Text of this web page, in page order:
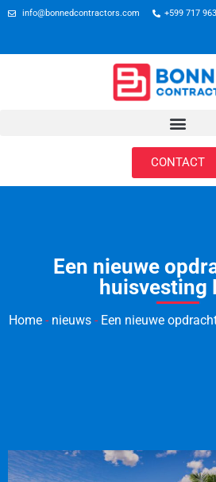
info@bonnedcontractors.com +599 717
CONTACT
Een nieuwe
huisvesting
Home- nieuws- Een nieuwe